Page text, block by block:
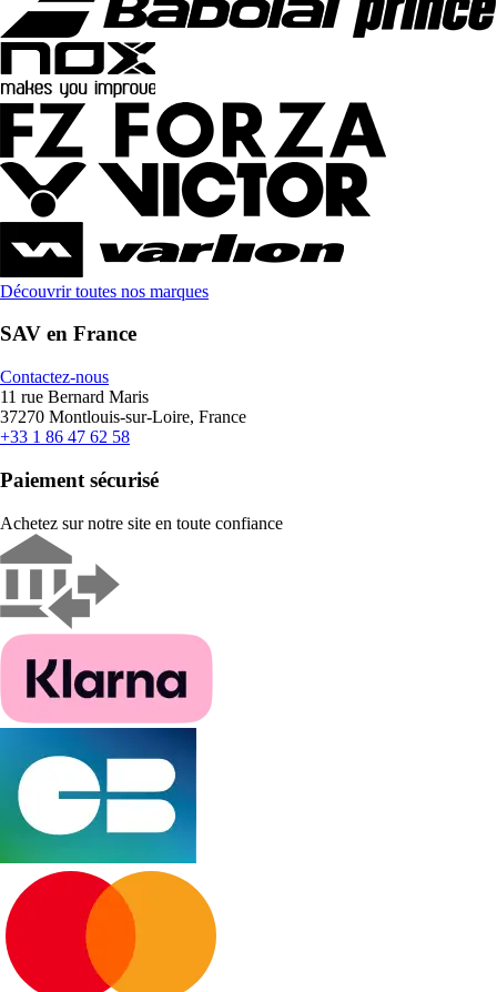
Découvrir toutes nos marques
SAV en France
Contactez-nous
11 rue Bernard Maris
37270 Montlouis-sur-Loire, France
+33 1 86 47 62 58
Paiement sécurisé
Achetez sur notre site en toute confiance